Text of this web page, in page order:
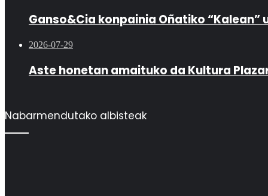
Ganso&Cia konpainia Oñatiko
2026-07-29
Aste honetan amaituko da Kultura
Nabarmendutako albisteak